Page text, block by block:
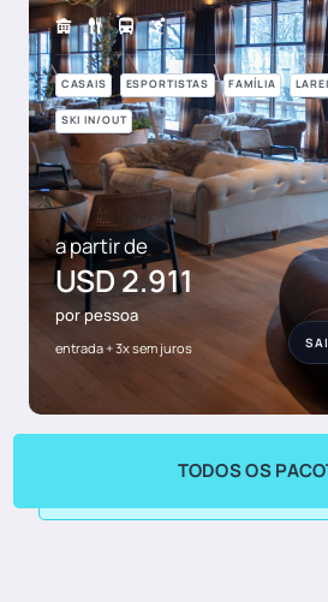
CASAIS ESPORTISTAS FAMÍLIA
SKI IN/OUT
a partir de
USD 2.911
por pessoa
entrada + 3x sem juros
TODOS OS